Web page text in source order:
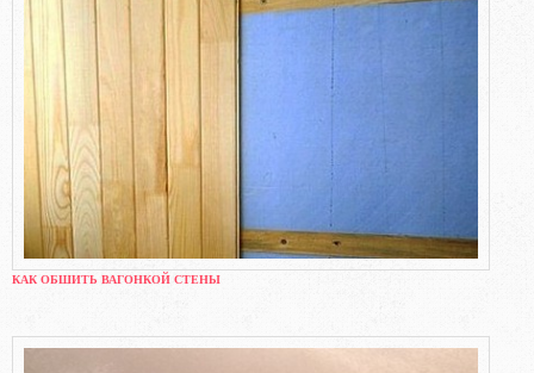
КАК ОБШИТЬ ВАГОНКОЙ СТЕНЫ